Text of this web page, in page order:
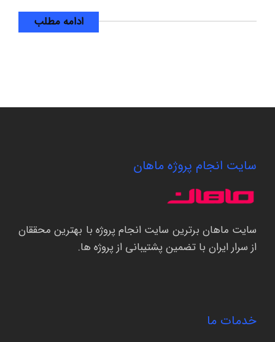
ادامه مطلب
سایت انجام پروژه ماهان
سایت ماهان برترین سایت انجام پروژه با بهترین محققان
از سرار ایران با تضمین پشتیبانی از پروژه ها.
خدمات ما